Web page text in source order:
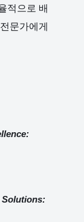
적으로 배
문가에게
Solutions: